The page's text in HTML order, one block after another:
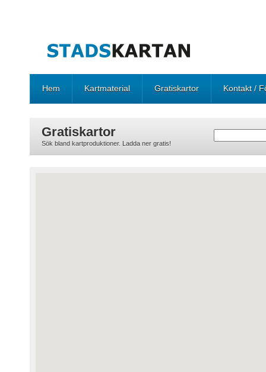
Hem Kartmaterial Gratiskartor Kontakt /
Gratiskartor
Sök bland kartproduktioner. Ladda ner gratis!